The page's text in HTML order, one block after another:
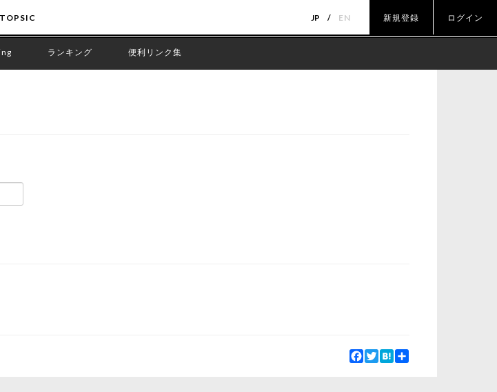
TOPSIC JP EN 新規登録 ログイン
ランキング 便利リンク集
Facebook
Twitter
Hatena